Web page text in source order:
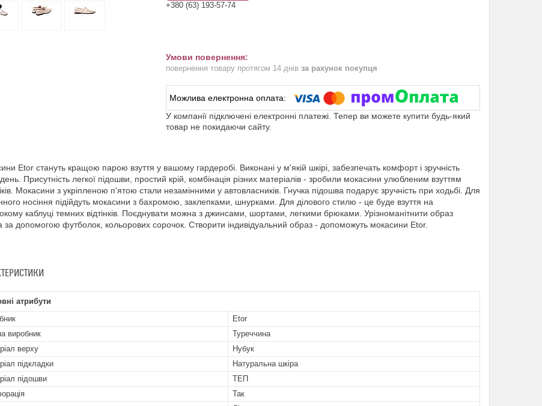
+380 (63) 193-57-74
повернення товару протягом 14 днів за рахунок покупця
У компанії підключені електронні платежі. Тепер ви можете купити будь-який
товар не покидаючи сайту.
Etor стануть кращою парою взуття у вашому гардеробі. Виконані у м'якій шкірі, забезпечать комфорт і зручність
Присутність легкої підошви, простий крій, комбінація різних матеріалів - зробили мокасини улюбленим взуттям
Мокасини з укріпленою п'ятою стали незамінними у автовласників. Гнучка підошва подарує зручність при ходьбі. Для
носіння підійдуть мокасини з бахромою, заклепками, шнурками. Для ділового стилю - це буде взуття на
каблуці темних відтінків. Поєднувати можна з джинсами, шортами, легкими брюками. Урізноманітнити образ
за допомогою футболок, кольорових сорочок. Створити індивідуальний образ - допоможуть мокасини Etor.
атрибути
Etor
виробник
Туреччина
верху
Нубук
підкладки
Натуральна шкіра
підошви
ТЕП
Так